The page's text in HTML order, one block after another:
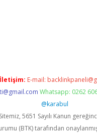
E-mail:
Whatsapp: 0262
@karabul
Sitemiz, 5651 Sayılı Kanun
(BTK) tarafından